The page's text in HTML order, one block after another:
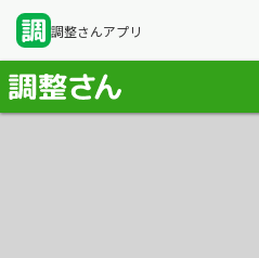
調整さんアプリ